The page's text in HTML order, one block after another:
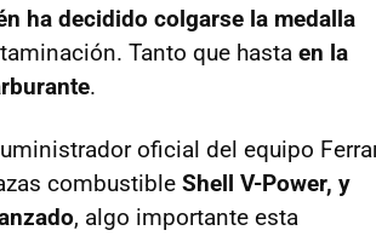
ha decidido colgarse la medalla
Tanto que hasta en la
.
oficial del equipo
combustible Shell V-Power, y
, algo importante esta